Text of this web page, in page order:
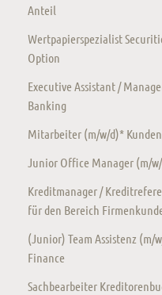
Anteil
Wertpapierspezialist
Option
Executive Assistant /
Banking
Mitarbeiter (m/w/d)*
Junior Office Manager (m/
Kreditmanager /
für den Bereich
(Junior) Team Assistenz
Finance
Sachbearbeiter